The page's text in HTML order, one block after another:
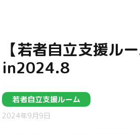
【若者自立支援ル
in2024.8
若者自立支援ルーム
2024年9月9日